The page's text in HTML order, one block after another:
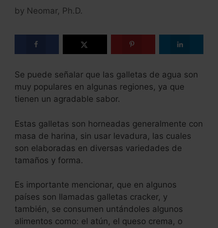
by Neomar, Ph.D.
Se puede señalar que las galletas de agua son
muy populares en algunas regiones, ya que
tienen un agradable sabor.
Estas galletas son horneadas generalmente con
masa de harina, sin usar levadura, las cuales
son elaboradas en diversas variedades de
tamaños y forma.
Es importante mencionar, que en algunos
países son llamadas galletas cracker, y
también, se consumen untándoles algunos
alimentos como: el atún, el queso crema, o